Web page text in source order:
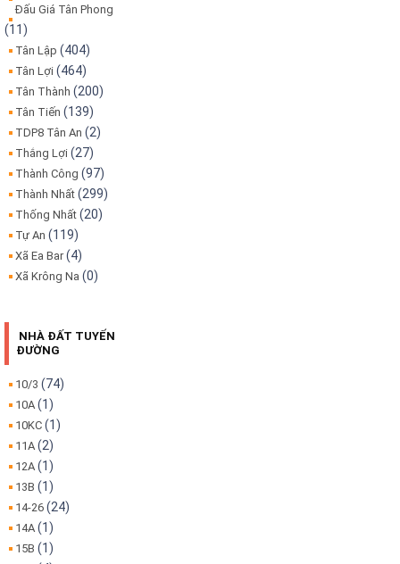
Đấu Giá Tân Phong
(11)
Tân Lập (404)
Tân Lợi (464)
Tân Thành (200)
Tân Tiến (139)
TDP8 Tân An (2)
Thắng Lợi (27)
Thành Công (97)
Thành Nhất (299)
Thống Nhất (20)
Tự An (119)
Xã Ea Bar(4)
Xã Krông Na (0)
NHÀ ĐẤT TUYẾN
ĐƯỜNG
10/3 (74)
10A (1)
10KC (1)
11A (2)
12A (1)
13B (1)
14-26 (24)
14A (1)
15B (1)